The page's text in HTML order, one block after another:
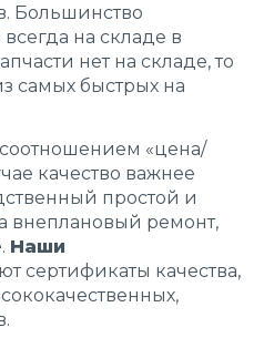
Большинство
на складе в
нет на складе, то
самых быстрых на
«цена/
качество важнее
простой и
внеплановый ремонт,
Наши
сертификаты качества,